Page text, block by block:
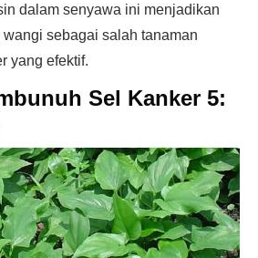
dalam senyawa ini menjadikan
sebagai salah tanaman
yang efektif.
Sel Kanker 5: